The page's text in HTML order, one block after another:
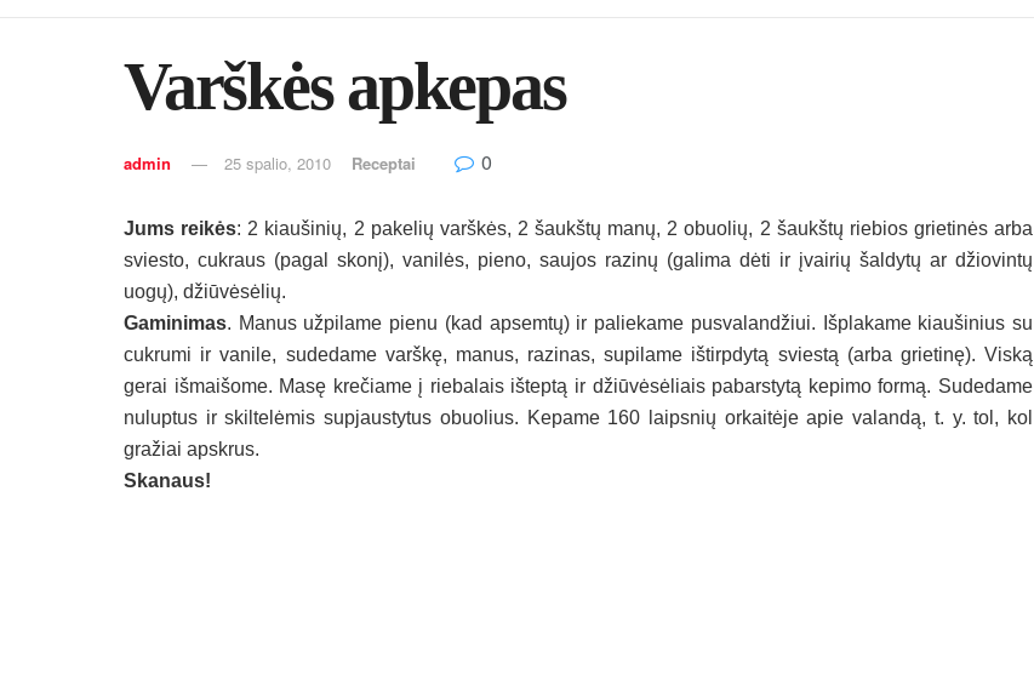
Varškės apkepas
admin 25 spalio, 2010 Receptai 0
Jums reikės: 2 kiaušinių, 2 pakelių varškės, 2 šaukštų manų, 2 obuolių, 2 šaukštų riebios grietinės arba
sviesto, cukraus (pagal skonį), vanilės, pieno, saujos razinų (galima dėti ir įvairių šaldytų ar džiovintų
uogų), džiūvėsėlių.
Gaminimas. Manus užpilame pienu (kad apsemtų) ir paliekame pusvalandžiui. Išplakame kiaušinius su
cukrumi ir vanile, sudedame varškę, manus, razinas, supilame ištirpdytą sviestą (arba grietinę). Viską
gerai išmaišome. Masę krečiame į riebalais išteptą ir džiūvėsėliais pabarstytą kepimo formą. Sudedame
nuluptus ir skiltelėmis supjaustytus obuolius. Kepame 160 laipsnių orkaitėje apie valandą, t. y. tol, kol
gražiai apskrus.
Skanaus!